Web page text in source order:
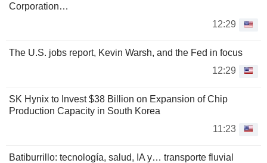
Corporation…
12:29
The U.S. jobs report, Kevin Warsh, and the Fed in focus
12:29
SK Hynix to Invest $38 Billion on Expansion of Chip
Production Capacity in South Korea
11:23
Batiburrillo: tecnología, salud, IA y… transporte fluvial